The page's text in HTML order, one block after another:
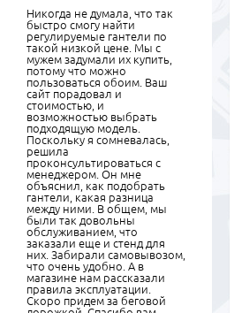
Никогда не думала, что так
быстро смогу найти
регулируемые гантели по
такой низкой цене. Мы с
мужем задумали их купить,
потому что можно
пользоваться обоим. Ваш
сайт порадовал и
стоимостью, и
возможностью выбрать
подходящую модель.
Поскольку я сомневалась,
решила
проконсультироваться с
менеджером. Он мне
объяснил, как подобрать
гантели, какая разница
между ними. В общем, мы
были так довольны
обслуживанием, что
заказали еще и стенд для
них. Забирали самовывозом,
что очень удобно. А в
магазине нам рассказали
правила эксплуатации.
Скоро придем за беговой